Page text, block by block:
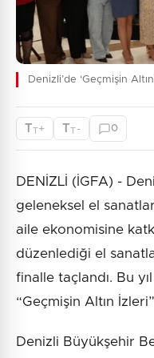
Denizli’de ‘Geçmişin
TT+ TT - 0
DENİZLİ (İGFA) -
geleneksel el
aile ekonomisine
düzenlediği el
finalle taçlandı. Bu
“Geçmişin Altın
Denizli Büyükşehir